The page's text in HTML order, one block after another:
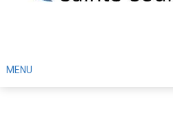
MENU